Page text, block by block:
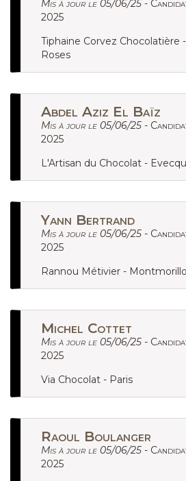
Mis à jour le 05/06/25 -
2025
Tiphaine Corvez Chocolatière
Roses
Abdel Aziz El Baïz
Mis à jour le 05/06/25 -
2025
L'Artisan du Chocolat -
Yann Bertrand
Mis à jour le 05/06/25 -
2025
Rannou Métivier -
Michel Cottet
Mis à jour le 05/06/25 -
2025
Via Chocolat - Paris
Raoul Boulanger
Mis à jour le 05/06/25 -
2025